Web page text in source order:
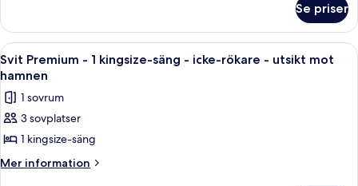
icke-
rökare
-
utsikt
mot
hamnen
Deluxe
1
kingsize-
icke-
-
utsikt
mot
Se priser
Öppna
alla
foton
för
Svit
Premium
-
Svit Premium - 1 kingsize-säng -
11
Svit Premium - 1 kingsize-säng - icke-rökare - utsikt mot
hamnen
1 sovrum
3 sovplatser
1 kingsize-säng
Mer information
Mer